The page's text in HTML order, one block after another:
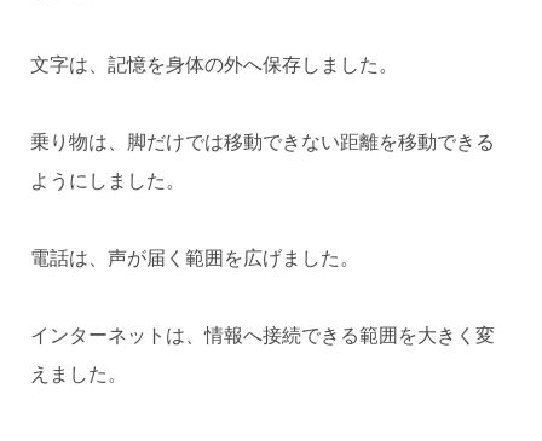
文字は、記憶を身体の外へ保存しました。
乗り物は、脚だけでは移動できない距離を移動できる
ようにしました。
電話は、声が届く範囲を広げました。
インターネットは、情報へ接続できる範囲を大きく変
えました。